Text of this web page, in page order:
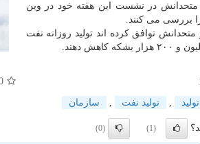
متحدانش در نشست این هفته خود در وین
بررسی می كنند.
توافق كرده اند تولید روزانه نفت
دهند.
تولید تولید نفت سازمان
(1)
(0)